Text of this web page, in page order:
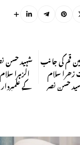
قم کی جانب
سلام
سید حسن نصر
ناصر
خطاب
شہید حسن
الزہرا
کے
راجہ